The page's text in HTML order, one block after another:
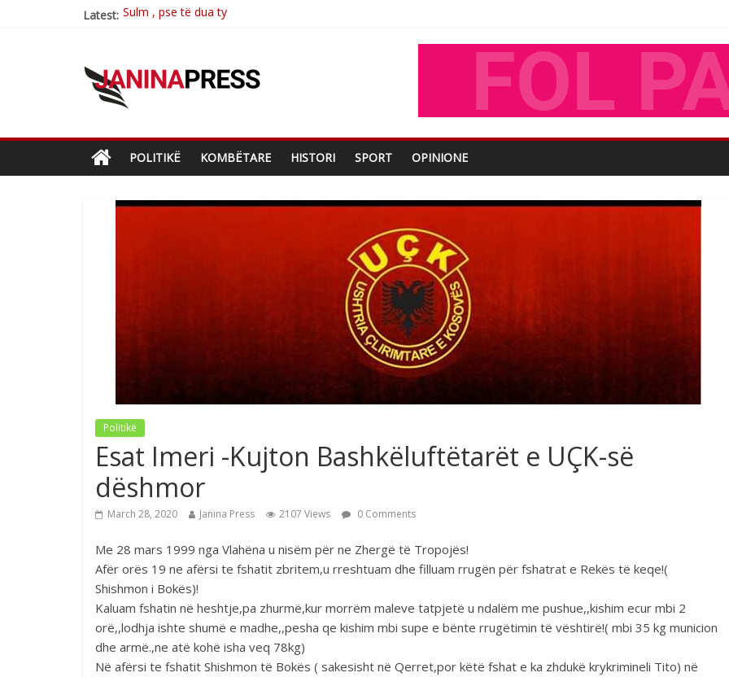
Latest: Postim me vlera nga artistja e mirëfilltë Mimoza Gjoni
Brahim Çekaj njē veprimtar i respektuar i çeshtjës kombëtare
POLITIKË KOMBËTARE HISTORI SPORT OPINIONE
Politikë
Esat Imeri -Kujton Bashkëluftëtarët e UÇK-së
dëshmor
March 28, 2020 Janina Press 2107 Views 0 Comments
Me 28 mars 1999 nga Vlahëna u nisëm për ne Zhergë të Tropojës!
Afër orës 19 ne afërsi te fshatit zbritem,u rreshtuam dhe filluam rrugën për fshatrat e Rekës të keqe!(
Shishmon i Bokës)!
Kaluam fshatin në heshtje,pa zhurmë,kur morrëm maleve tatpjetë u ndalëm me pushue,,kishim ecur mbi 2
orë,,lodhja ishte shumë e madhe,,pesha qe kishim mbi supe e bënte rrugëtimin të vështirë!( mbi 35 kg municion
dhe armë.,ne atë kohë isha veq 78kg)
Në afërsi te fshatit Shishmon të Bokës ( sakesisht në Qerret,por këtë fshat e ka zhdukë krykrimineli Tito) në